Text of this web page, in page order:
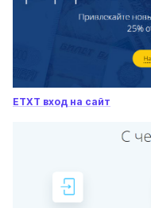
ETXT вход на сайт